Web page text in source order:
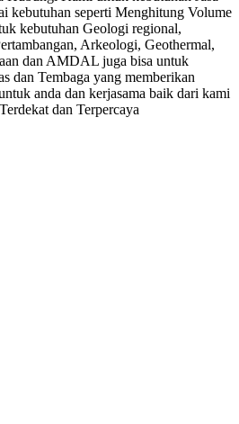
kebutuhan seperti Menghitung Volume
kebutuhan Geologi regional,
Arkeologi, Geothermal,
dan AMDAL juga bisa untuk
dan Tembaga yang memberikan
anda dan kerjasama baik dari kami
dan Terpercaya